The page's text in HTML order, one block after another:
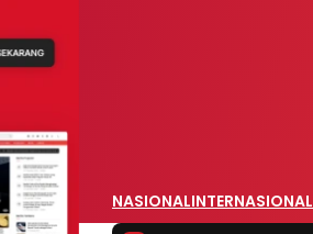
NASIONALINTERNASIONAL